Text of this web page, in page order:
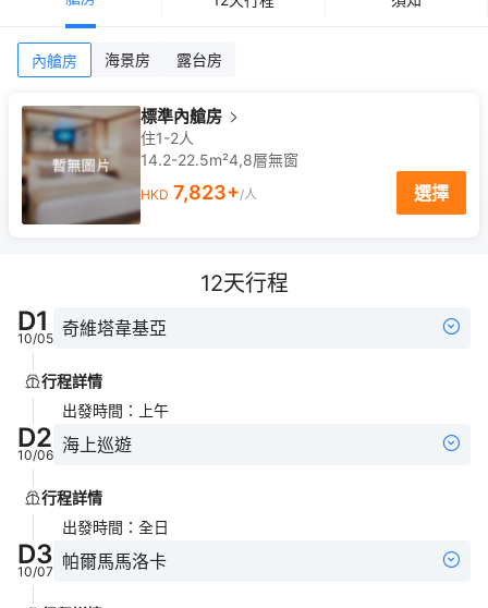
內艙房 海景房 露台房
標準內艙房
住1-2人
14.2-22.5m²4,8層無窗
HKD 7,823+/人 選擇
12天行程
D1
10/05 奇維塔韋基亞
行程詳情
出發時間 ： 上午
D2
10/06 海上巡遊
行程詳情
出發時間 ： 全日
D3
10/07 帕爾馬馬洛卡